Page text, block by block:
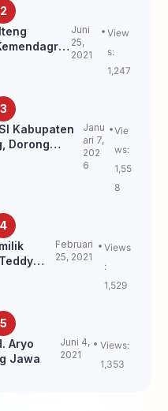
Juni
25,
2021
View
s:
1,247
Kabupaten
Dorong
Janu
ari 7,
202
6
Vie
ws:
1,55
8
Februari
25, 2021
Views
:
1,529
Aryo
Jawa
Juni 4,
2021
Views:
1,353